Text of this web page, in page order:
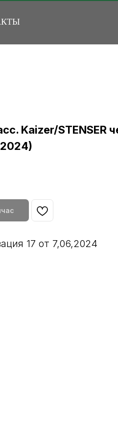
Kaizer/STENSER
17 от 7,06,2024